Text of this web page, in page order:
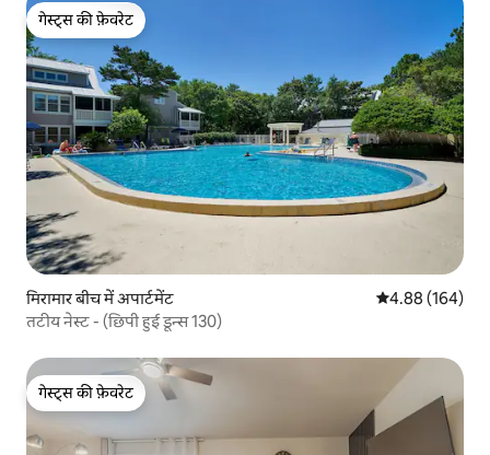
गेस्ट्स की फ़ेवरेट
गेस्ट्स की फ़ेवरेट
मिरामार बीच में अपार्टमेंट औसत रेटिंग 5 में से
4.88 (164)
तटीय नेस्ट - (छिपी हुई डून्स 130)
गेस्ट्स की फ़ेवरेट
गेस्ट्स की फ़ेवरेट